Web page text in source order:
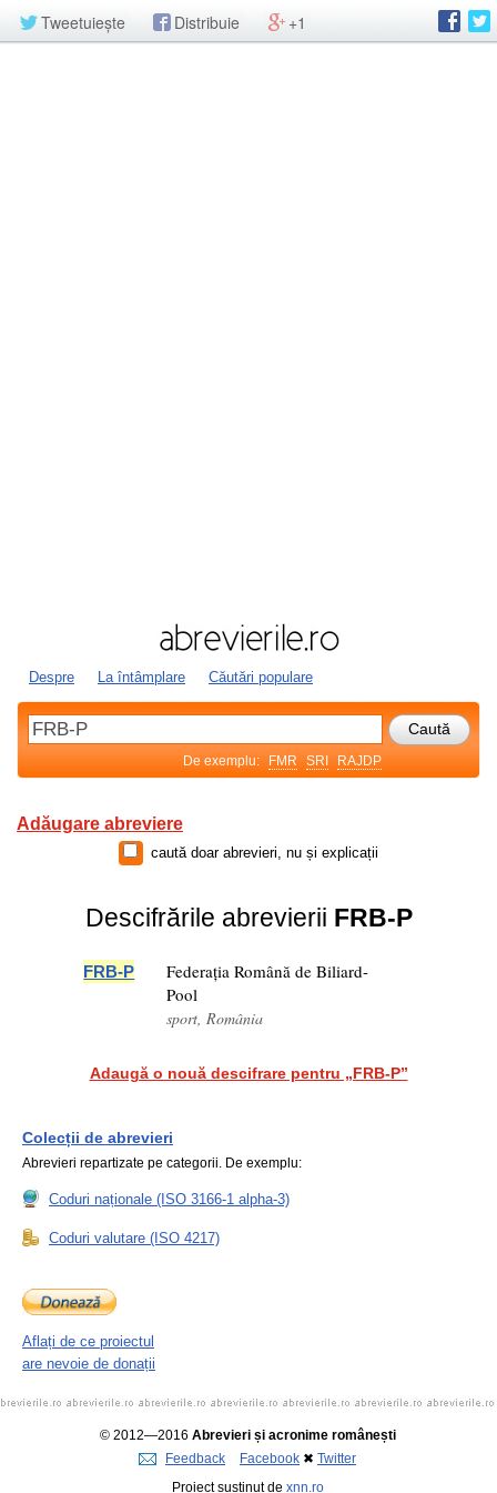
Tweetuiește Distribuie +1
Despre La întâmplare Căutări populare
De exemplu: FMR SRI RAJDP
Adăugare abreviere
caută doar abrevieri, nu și explicații
Descifrările abrevierii FRB-P
FRB-P
Federația Română de Biliard-
Pool
sport, România
Adaugă o nouă descifrare pentru „FRB-P”
Colecții de abrevieri
Abrevieri repartizate pe categorii. De exemplu:
Coduri naționale (ISO 3166-1 alpha-3)
Coduri valutare (ISO 4217)
Aflați de ce proiectul
are nevoie de donații
© 2012—2016 Abrevieri și acronime românești
Feedback
Facebook ✖ Twitter
Proiect susținut de xnn.ro